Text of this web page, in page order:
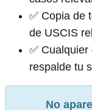
✅ Copia de
de USCIS
✅
respalde tu
No